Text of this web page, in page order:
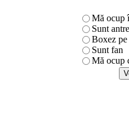
Mă ocup
Sunt
Boxez
Sunt fan
Mă ocup